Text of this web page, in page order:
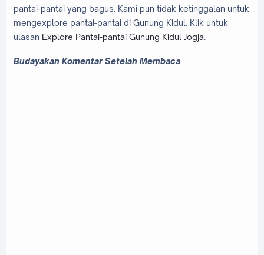
pantai-pantai yang bagus. Kami pun tidak ketinggalan untuk
mengexplore pantai-pantai di Gunung Kidul. Klik untuk
ulasan Explore Pantai-pantai Gunung Kidul Jogja
Budayakan Komentar Setelah Membaca